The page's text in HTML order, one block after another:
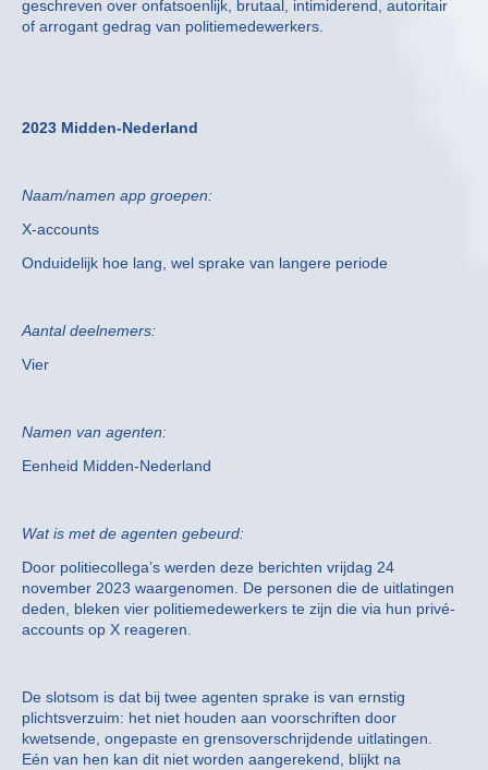
geschreven over onfatsoenlijk, brutaal, intimiderend, autoritair
of arrogant gedrag van politiemedewerkers.
2023 Midden-Nederland
Naam/namen app groepen:
X-accounts
Onduidelijk hoe lang, wel sprake van langere periode
Aantal deelnemers:
Vier
Namen van agenten:
Eenheid Midden-Nederland
Wat is met de agenten gebeurd:
Door politiecollega’s werden deze berichten vrijdag 24
november 2023 waargenomen. De personen die de uitlatingen
deden, bleken vier politiemedewerkers te zijn die via hun privé-
accounts op X reageren.
De slotsom is dat bij twee agenten sprake is van ernstig
plichtsverzuim: het niet houden aan voorschriften door
kwetsende, ongepaste en grensoverschrijdende uitlatingen.
Eén van hen kan dit niet worden aangerekend, blijkt na